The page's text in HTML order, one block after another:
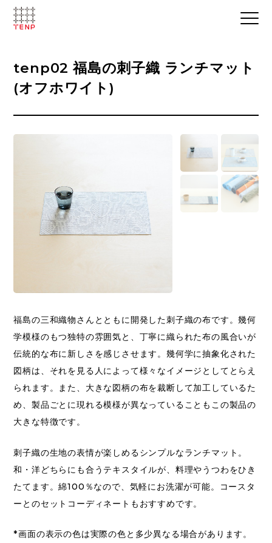
tenp02 福島の刺子織 ランチマット
(オフホワイト)
福島の三和織物さんとともに開発した刺子織の布です。幾何
学模様のもつ独特の雰囲気と、丁寧に織られた布の風合いが
伝統的な布に新しさを感じさせます。幾何学に抽象化された
図柄は、それを見る人によって様々なイメージとしてとらえ
られます。また、大きな図柄の布を裁断して加工しているた
め、製品ごとに現れる模様が異なっていることもこの製品の
大きな特徴です。
刺子織の生地の表情が楽しめるシンプルなランチマット。
和・洋どちらにも合うテキスタイルが、料理やうつわをひき
たてます。綿100％なので、気軽にお洗濯が可能。コースタ
ーとのセットコーディネートもおすすめです。
*画面の表示の色は実際の色と多少異なる場合があります。